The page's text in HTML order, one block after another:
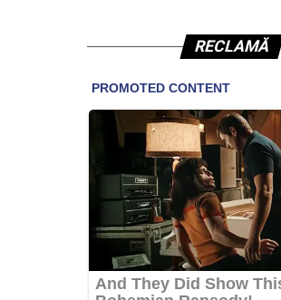
RECLAMĂ